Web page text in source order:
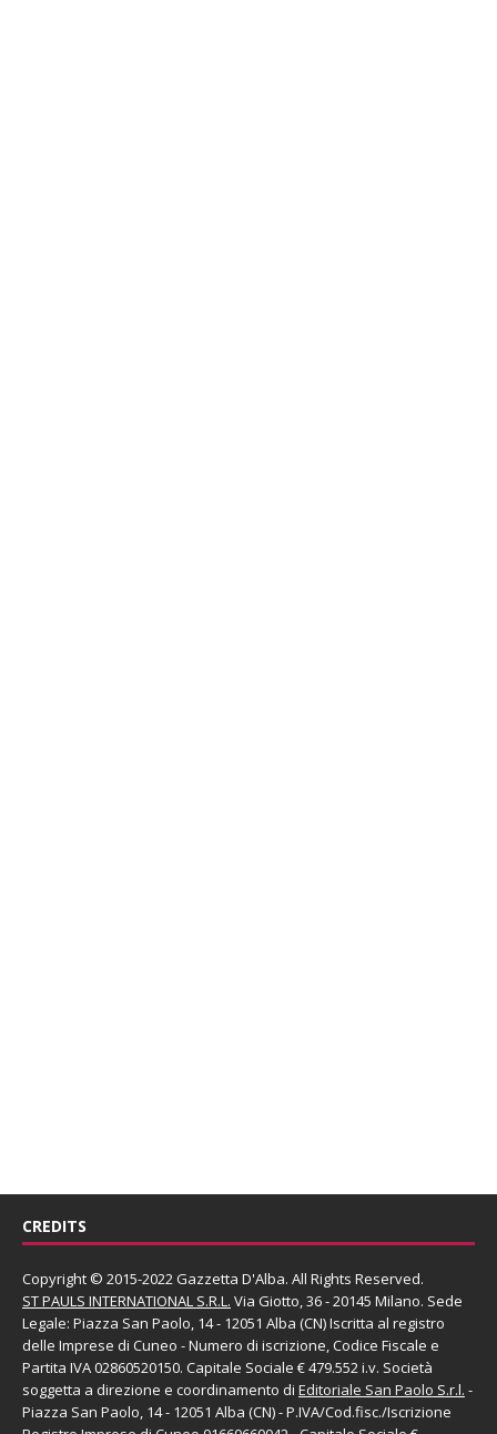
CREDITS
Copyright © 2015-2022 Gazzetta D'Alba. All Rights Reserved.
ST PAULS INTERNATIONAL S.R.L. Via Giotto, 36 - 20145 Milano. Sede
Legale: Piazza San Paolo, 14 - 12051 Alba (CN) Iscritta al registro
delle Imprese di Cuneo - Numero di iscrizione, Codice Fiscale e
Partita IVA 02860520150. Capitale Sociale € 479.552 i.v. Società
soggetta a direzione e coordinamento di Editoriale San Paolo S.r.l. -
Piazza San Paolo, 14 - 12051 Alba (CN) - P.IVA/Cod.fisc./Iscrizione